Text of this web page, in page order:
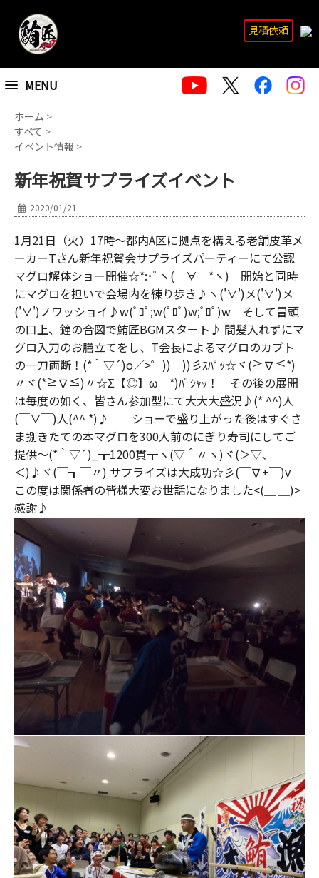
MENU
見積依頼
ホーム >
すべて >
イベント情報 >
新年祝賀サプライズイベント
2020/01/21
1月21日（火）17時～都内A区に拠点を構える老舗皮革メ
ーカーTさん新年祝賀会サプライズパーティーにて公認
マグロ解体ショー開催☆*:･ﾟヽ(￣∀￣*ヽ) 開始と同時
にマグロを担いで会場内を練り歩き♪ヽ('∀')メ('∀')メ
('∀')ノワッショイ♪w(ﾟﾛﾟ;w(ﾟﾛﾟ)w;ﾟﾛﾟ)w そして冒頭
の口上、鐘の合図で鮪匠BGMスタート♪ 間髪入れずにマ
グロ入刀のお膳立てをし、T会長によるマグロのカブト
の一刀両断！(*｀▽´)o／>゜)) ))彡ｽﾊﾟｯ☆ヾ(≧∇≦*)
〃ヾ(*≧∇≦)〃☆Σ【◎】ω￣*)ﾊﾟｼｬｯ！ その後の展開
は毎度の如く、皆さん参加型にて大大大盛況♪(* ^^)人
(￣∀￣)人(^^ *)♪ ショーで盛り上がった後はすぐさ
ま捌きたての本マグロを300人前のにぎり寿司にしてご
提供～(*｀▽´)_┳1200貫┳ヽ(▽＾〃ヽ)ヾ(＞▽､
＜)♪ヾ(￣┓￣〃) サプライズは大成功☆彡(￣∇+￣)v
この度は関係者の皆様大変お世話になりました<(＿ ＿)>
感謝♪